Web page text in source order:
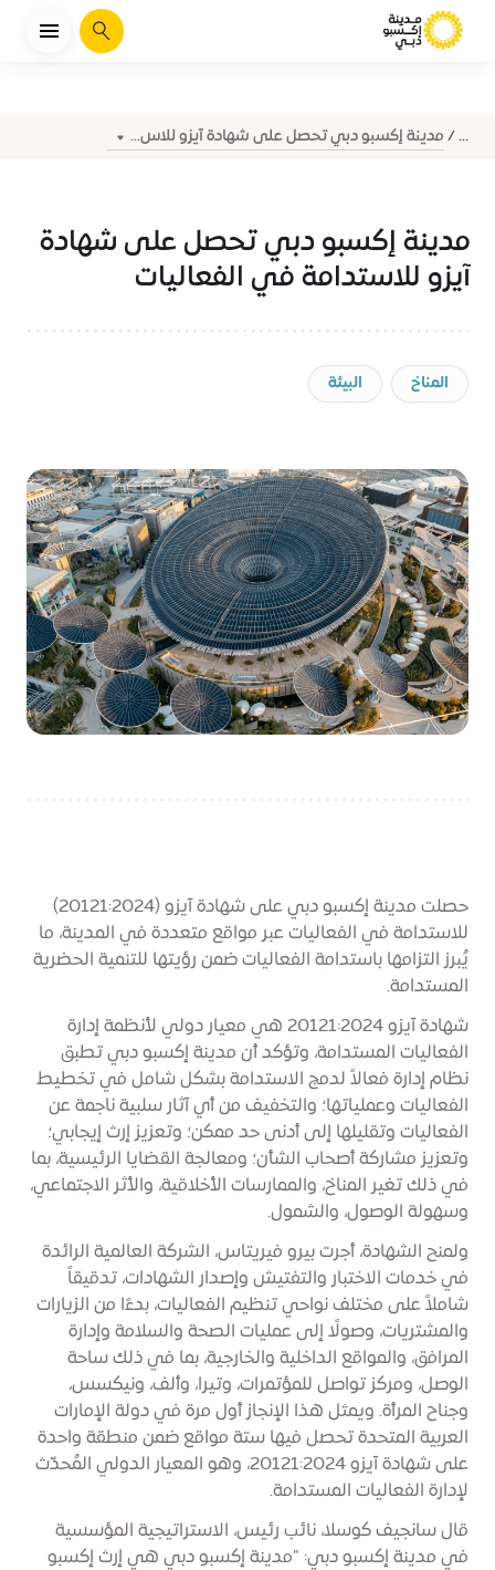
يبحث
... مدينة إكسبو دبي تحصل على شهادة آيزو للاس...
مدينة إكسبو دبي تحصل على شهادة
آيزو للاستدامة في الفعاليات
المناخ البيئة
حصلت مدينة إكسبو دبي على شهادة آيزو (20121:2024)
للاستدامة في الفعاليات عبر مواقع متعددة في المدينة، ما
يُبرز التزامها باستدامة الفعاليات ضمن رؤيتها للتنمية الحضرية
المستدامة.
شهادة آيزو 20121:2024 هي معيار دولي لأنظمة إدارة
الفعاليات المستدامة، وتؤكد أن مدينة إكسبو دبي تطبق
نظام إدارة فعالاً لدمج الاستدامة بشكل شامل في تخطيط
الفعاليات وعملياتها؛ والتخفيف من أي آثار سلبية ناجمة عن
الفعاليات وتقليلها إلى أدنى حد ممكن؛ وتعزيز إرث إيجابي؛
وتعزيز مشاركة أصحاب الشأن؛ ومعالجة القضايا الرئيسية، بما
في ذلك تغير المناخ، والممارسات الأخلاقية، والأثر الاجتماعي،
وسهولة الوصول، والشمول.
ولمنح الشهادة، أجرت بيرو فيريتاس، الشركة العالمية الرائدة
في خدمات الاختبار والتفتيش وإصدار الشهادات، تدقيقاً
شاملاً على مختلف نواحي تنظيم الفعاليات، بدءًا من الزيارات
والمشتريات، وصولًا إلى عمليات الصحة والسلامة وإدارة
المرافق، والمواقع الداخلية والخارجية، بما في ذلك ساحة
الوصل، ومركز تواصل للمؤتمرات، وتيرا، وألف، ونيكسس،
وجناح المرأة. ويمثل هذا الإنجاز أول مرة في دولة الإمارات
العربية المتحدة تحصل فيها ستة مواقع ضمن منطقة واحدة
على شهادة آيزو 20121:2024، وهو المعيار الدولي المُحدّث
لإدارة الفعاليات المستدامة.
قال سانجيف كوسلا، نائب رئيس، الاستراتيجية المؤسسية
في مدينة إكسبو دبي: "مدينة إكسبو دبي هي إرث إكسبو